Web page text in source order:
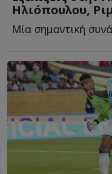
Ηλιόπουλου,